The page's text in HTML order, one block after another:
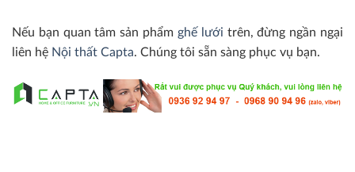
Nếu bạn quan tâm sản phẩm ghế lưới trên, đừng ngần ngại
liên hệ Nội thất Capta. Chúng tôi sẵn sàng phục vụ bạn.